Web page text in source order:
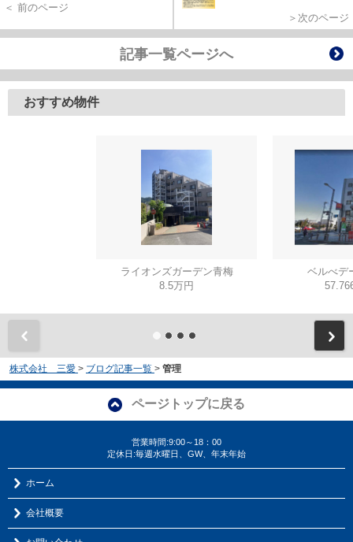
＜ 前のページ
＞次のページ
記事一覧ページへ
おすすめ物件
ライオンズガーデン青梅
8.5万円
ベルべデ
株式会社 三愛 > ブログ記事一覧 > 管理
ページトップに戻る
営業時間:9:00～18：00
定休日:毎週水曜日、GW、年末年始
ホーム
会社概要